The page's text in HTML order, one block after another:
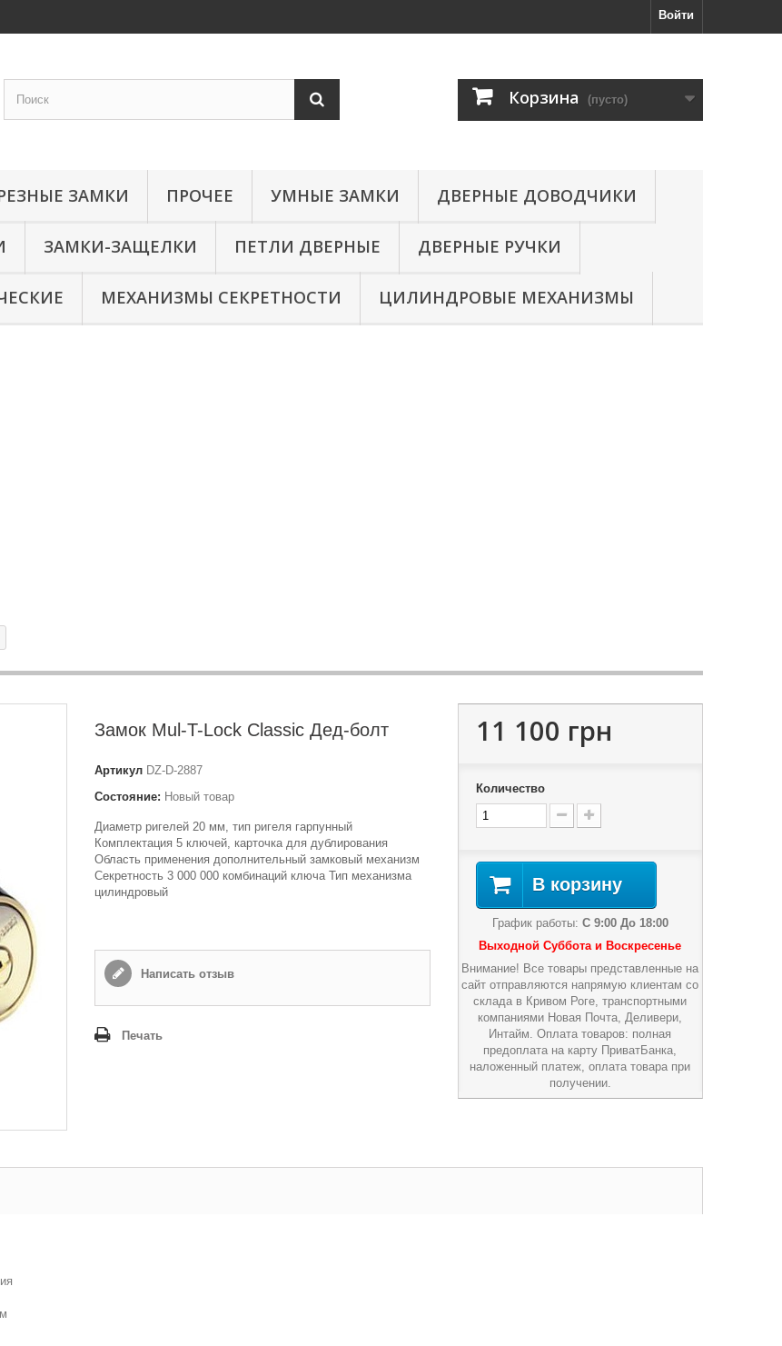
Войти
Корзина (пусто)
ЗАМКИ ПРОЧЕЕ УМНЫЕ ЗАМКИ ДВЕРНЫЕ ДОВОДЧИКИ
ЗАМКИ-ЗАЩЕЛКИ ПЕТЛИ ДВЕРНЫЕ ДВЕРНЫЕ РУЧКИ
МЕХАНИЗМЫ СЕКРЕТНОСТИ ЦИЛИНДРОВЫЕ МЕХАНИЗМЫ
Замок Mul-T-Lock Classic Дед-болт
Артикул DZ-D-2887
Состояние: Новый товар
Диаметр ригелей 20 мм, тип ригеля гарпунный
Комплектация 5 ключей, карточка для дублирования
Область применения дополнительный замковый механизм
Секретность 3 000 000 комбинаций ключа Тип механизма
цилиндровый
Написать отзыв
Печать
11 100 грн
Количество
В корзину
График работы: С 9:00 До 18:00
Выходной Суббота и Воскресенье
Внимание! Все товары представленные на
сайт отправляются напрямую клиентам со
склада в Кривом Роге, транспортными
компаниями Новая Почта, Деливери,
Интайм. Оплата товаров: полная
предоплата на карту ПриватБанка,
наложенный платеж, оплата товара при
получении.